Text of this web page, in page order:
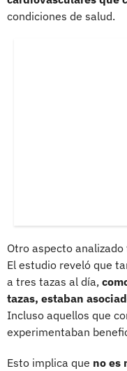
condiciones de salud.
Otro aspecto
El estudio reveló que
a tres tazas al día,
tazas, estaban
Incluso aquellos que
experimentaban
Esto implica que no es